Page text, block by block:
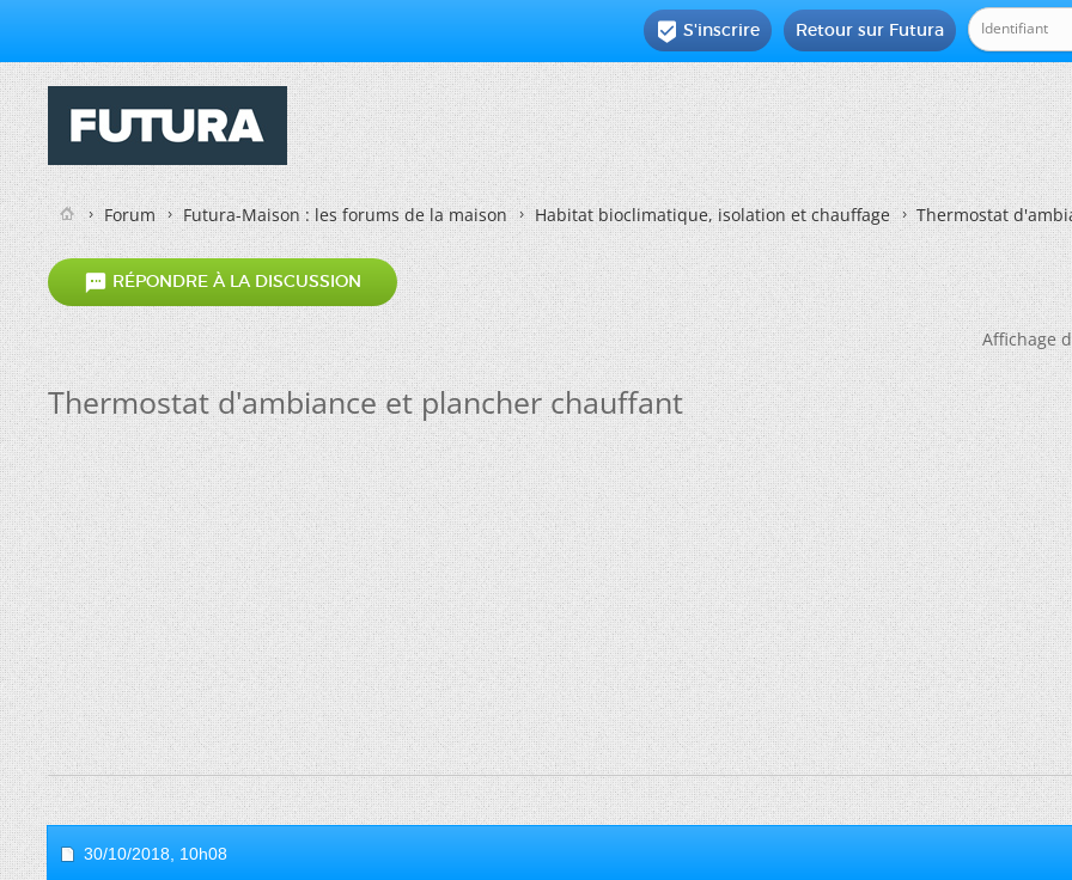
Retour sur Futura
 S'inscrire
Forum Futura-Maison : les forums de la maison Habitat bioclimatique, isolation et chauffage Thermostat
 RÉPONDRE À LA DISCUSSION
Affichage
Thermostat d'ambiance et plancher chauffant
30/10/2018, 10h08